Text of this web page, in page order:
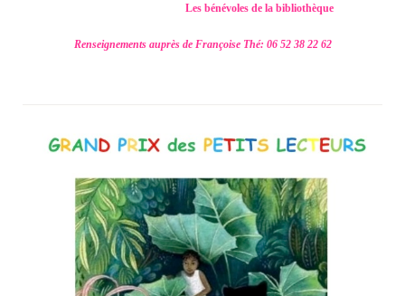
Les bénévoles de la bibliothèque
Renseignements auprès de Françoise Thé: 06 52 38 22 62